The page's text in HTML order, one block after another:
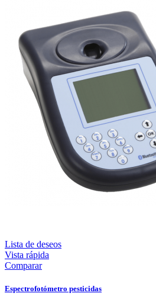
Lista de deseos
Vista rápida
Comparar
Espectrofotómetro pesticidas